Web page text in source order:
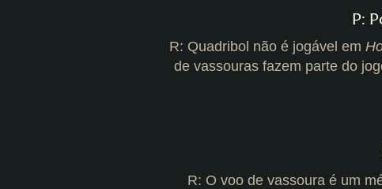
P:
R: Quadribol não é jogável em
de vassouras fazem parte do
R: O voo de vassoura é um